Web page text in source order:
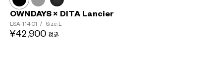
OWNDAYS × DITA Lancier
LSA-114C1 / Size: L
¥42,900 税込